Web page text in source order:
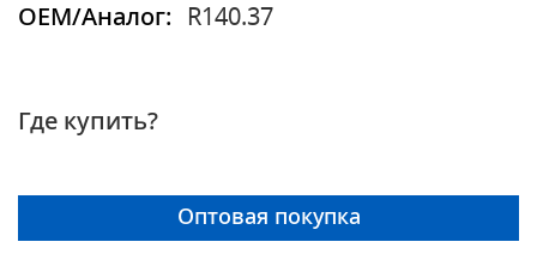
OEM/Аналог:
R140.37
Где купить?
Оптовая покупка